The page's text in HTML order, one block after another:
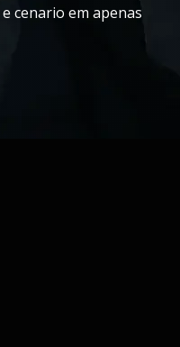
cenario em apenas